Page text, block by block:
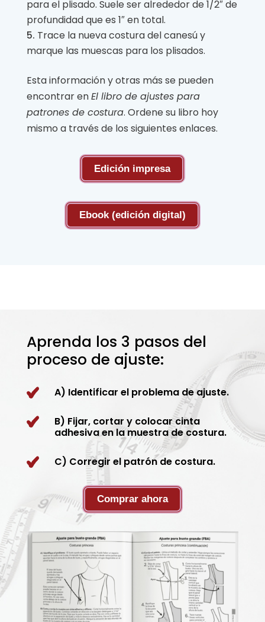
para el plisado. Suele ser alrededor de 1/2″ de
profundidad que es 1″ en total.
Trace la nueva costura del canesú y
marque las muescas para los plisados.
Esta información y otras más se pueden
encontrar enEl libro de ajustes para
patrones de costura. Ordene su libro hoy
mismo a través de los siguientes enlaces.
Edición impresa
Ebook (edición digital)
Aprenda los 3 pasos del
proceso de ajuste:
A) Identificar el problema de ajuste.
B) Fijar, cortar y colocar cinta
adhesiva en la muestra de costura.
C) Corregir el patrón de costura.
Comprar ahora